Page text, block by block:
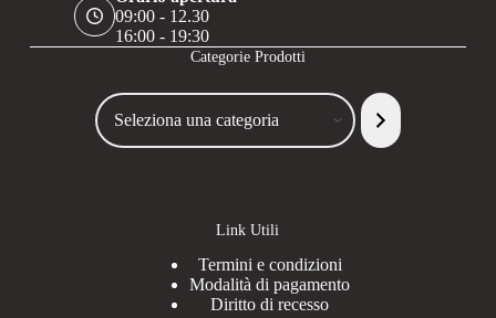
09:00 - 12.30
16:00 - 19:30
Categorie Prodotti
Seleziona
una
categoria
Link Utili
Termini e condizioni
Modalità di pagamento
Diritto di recesso